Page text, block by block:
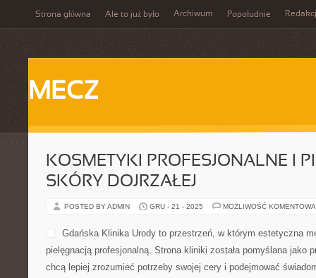
Strona główna Ale to już było Archiwum Popołudnie
MECZ
KOSMETYKI PROFESJONALNE I
SKÓRY DOJRZAŁEJ
POSTED BY ADMIN GRU - 21 - 2025 MOŻLIWOŚĆ
Gdańska Klinika Urody to przestrzeń, w którym estetyczna
pielęgnacją profesjonalną. Strona kliniki została pomyślana jako
chcą lepiej zrozumieć potrzeby swojej cery i podejmować